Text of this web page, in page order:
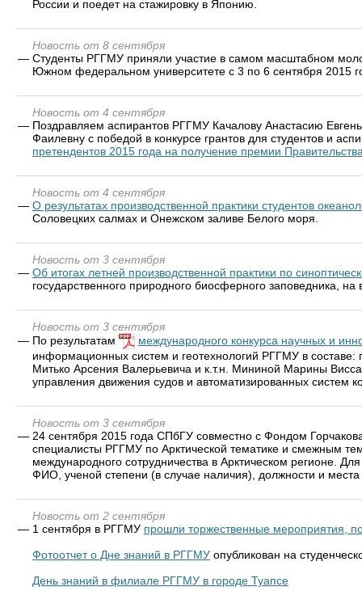
России и поедет на стажировку в Японию.
Новость от 8 сентября
— Студенты РГГМУ приняли участие в самом масштабном
Южном федеральном университете с 3 по 6 сентября 2015
Новость от 4 сентября
— Поздравляем аспирантов РГГМУ Качалову Анастасию
Фаилевну с победой в конкурсе грантов для студентов и
претендентов 2015 года на получение премии
Новость от 4 сентября
— О результатах производственной практики студентов
Соловецких салмах и Онежском заливе Белого моря.
Новость от 3 сентября
— Об итогах летней производственной практики по
государственного природного биосферного заповедника,
Новость от 3 сентября
— По результатам
международного конкурса научных и
информационных систем и геотехнологий РГГМУ в
Митько Арсения Валерьевича и к.т.н. Мининой Марины
управления движения судов и автоматизированных систем
Новость от 3 сентября
— 24 сентября 2015 года СПбГУ совместно с Фондом
специалисты РГГМУ по Арктической тематике и смежным
международного сотрудничества в Арктическом регионе.
ФИО, ученой степени (в случае наличия), должности и
Новость от 2 сентября
— 1 сентября в РГГМУ прошли торжественные мероприятия,
Фотоотчет о Дне знаний в РГГМУ опубликован на
День знаний в филиале РГГМУ в городе Туапсе